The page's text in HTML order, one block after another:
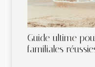
Guide ultime
familiales